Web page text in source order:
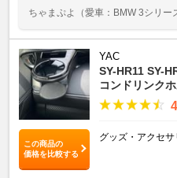
ちゃまぷよ
（愛車：BMW 3シリー
この商品の
価格を比較する
YAC
SY-HR11 SY-
コンドリンク
グッズ・アクセサ